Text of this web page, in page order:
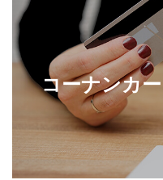
コーナンカ